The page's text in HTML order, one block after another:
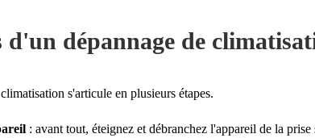
d'un dépannage de
s'articule en plusieurs étapes.
: avant tout, éteignez et débranchez l'appareil de la